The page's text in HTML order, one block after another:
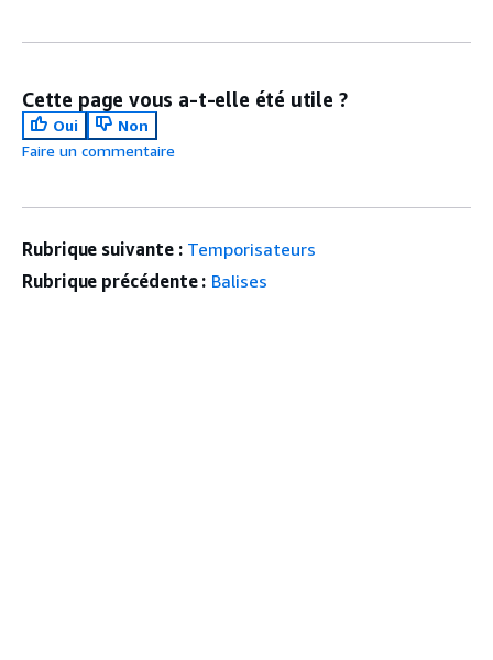
Cette page vous a-t-elle été utile ?
Oui
Non
Faire un commentaire
Rubrique suivante : Temporisateurs
Rubrique précédente : Balises